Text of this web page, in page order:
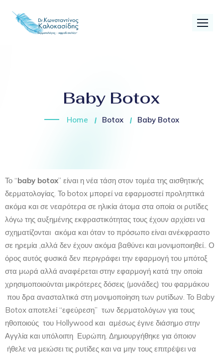
Baby Botox
Home Botox Baby Botox
Το “baby botox” είναι η νέα τάση στον τομέα της αισθητικής
δερματολογίας. Το botox μπορεί να εφαρμοστεί προληπτικά
ακόμα και σε νεαρότερα σε ηλικία άτομα στα οποία οι ρυτίδες
λόγω της αυξημένης εκφραστικότητας τους έχουν αρχίσει να
σχηματίζονται ακόμα και όταν το πρόσωπο είναι ανέκφραστο
σε ηρεμία ,αλλά δεν έχουν ακόμα βαθύνει και μονιμοποιηθεί.. Ο
όρος αυτός φυσικά δεν περιγράφει την εφαρμογή του μπότοξ
στα μωρά αλλά αναφέρεται στην εφαρμογή κατά την οποία
χρησιμοποιούνται μικρότερες δόσεις (μονάδες) του φαρμάκου
που δρα ανασταλτικά στη μονιμοποίηση των ρυτίδων. Το Baby
Botox αποτελεί “εφεύρεση” των δερματολόγων για τους
ηθοποιούς του Hollywood και αμέσως έγινε διάσημο στην
Αγγλία και υπόλοιπη Ευρώπη. Δημιουργήθηκε για όποιον
ήθελε να μειώσει τις ρυτίδες και να μην τους επιτρέψει να